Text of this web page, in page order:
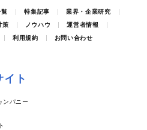
覧 特集記事
業界・企業研究
策 ノウハウ
運営者情報
利用規約 お問い合わせ
イト
ンパニー